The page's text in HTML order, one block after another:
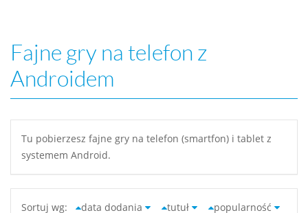
Fajne gry na telefon z
Androidem
Tu pobierzesz fajne gry na telefon (smartfon) i tablet z
systemem Android.
Sortuj wg: data dodania tutuł popularność